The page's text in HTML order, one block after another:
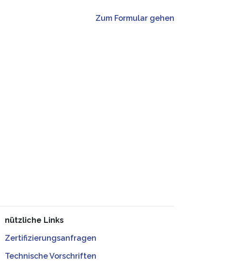
Zum Formular gehen
nützliche Links
Zertifizierungsanfragen
Technische Vorschriften